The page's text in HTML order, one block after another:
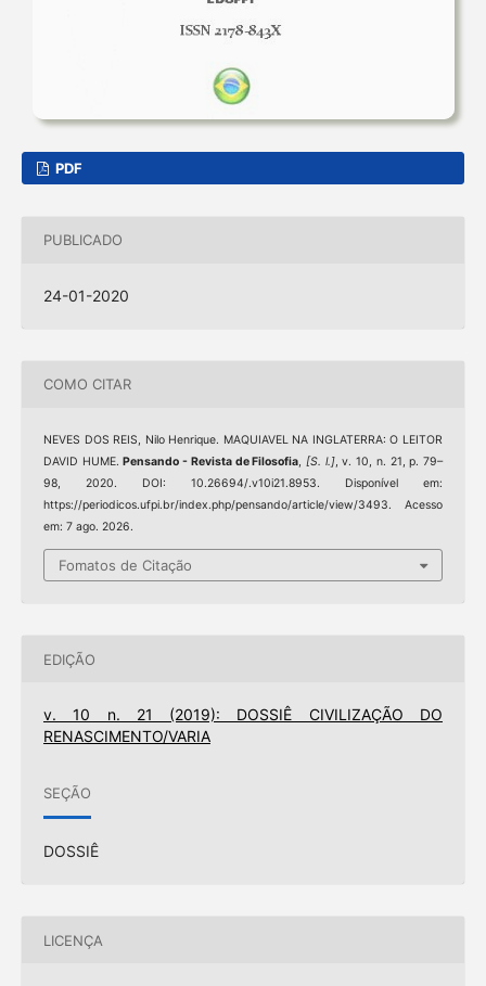
PDF
PUBLICADO
24-01-2020
COMO CITAR
NEVES DOS REIS, Nilo Henrique. MAQUIAVEL NA INGLATERRA: O LEITOR
DAVID HUME.Pensando - Revista de Filosofia,[S. l.], v. 10, n. 21, p. 79–
98, 2020. DOI: 10.26694/.v10i21.8953. Disponível em:
https://periodicos.ufpi.br/index.php/pensando/article/view/3493. Acesso
em: 7 ago. 2026.
Fomatos de Citação
EDIÇÃO
v. 10 n. 21 (2019): DOSSIÊ CIVILIZAÇÃO DO
RENASCIMENTO/VARIA
SEÇÃO
DOSSIÊ
LICENÇA